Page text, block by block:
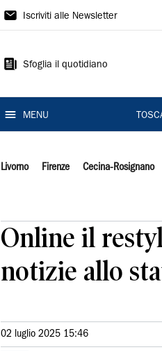
Il
Iscriviti alle Newsletter
Sfoglia il quotidiano
MENU
Livorno Firenze Cecina-Rosignano
Online il
notizie allo
02 luglio 2025 15:46